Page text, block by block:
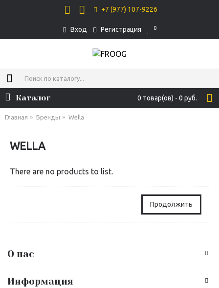
+7 (977) 107-9226
Вход Регистрация 0
0 товар(ов) - 0 руб.
Каталог
Главная Бренды Wella
WELLA
There are no products to list.
Продолжить
О нас
Информация